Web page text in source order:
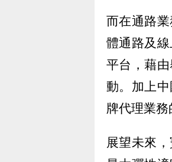
而在通路
體通路及
平台，藉
動。加上
牌代理業務
展望未來